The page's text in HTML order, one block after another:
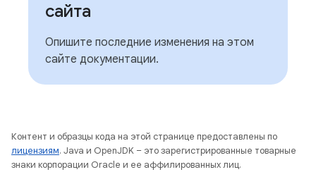
сайта
Опишите последние изменения на этом
сайте документации.
Контент и образцы кода на этой странице предоставлены по
лицензиям. Java и OpenJDK – это зарегистрированные товарные
знаки корпорации Oracle и ее аффилированных лиц.